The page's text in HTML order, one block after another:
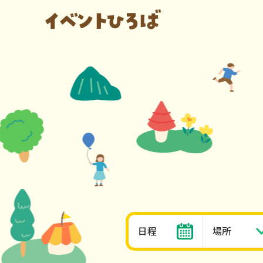
日程 場所